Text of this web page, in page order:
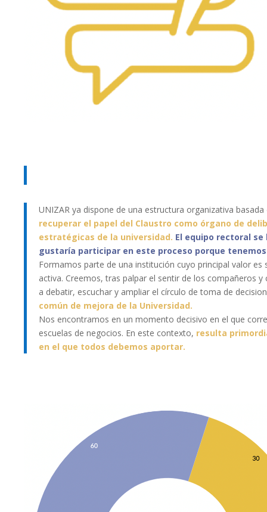
UNIZAR ya dispone de una estructura organizativa
recuperar el papel del Claustro como órgano de
estratégicas de la universidad. El equipo rectoral se
gustaría participar en este proceso porque
Formamos parte de una institución cuyo principal valor
activa. Creemos, tras palpar el sentir de los compañeros
a debatir, escuchar y ampliar el círculo de toma de
común de mejora de la Universidad.
Nos encontramos en un momento decisivo en el que
escuelas de negocios. En este contexto, resulta
en el que todos debemos aportar.